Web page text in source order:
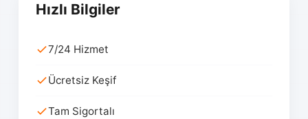
Hızlı Bilgiler
7/24 Hizmet
Ücretsiz Keşif
Tam Sigortalı